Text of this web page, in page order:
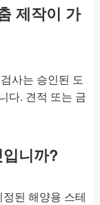
제작이 가
사는 승인된 도
다. 견적 또는 금
니까?
된 해양용 스테